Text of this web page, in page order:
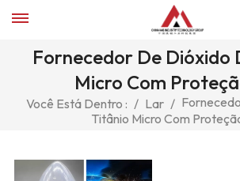
Fornecedor De Dióxido
Micro Com
Você Está Dentro : / Lar /
Titânio Micro Com